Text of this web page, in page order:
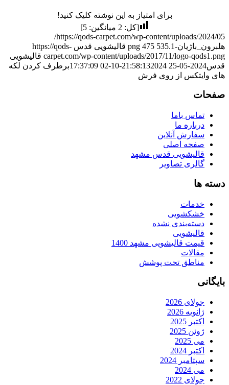
برای امتیاز به این نوشته کلیک کنید!
[کل: 2 میانگین:5
]
https://qods-carpet.com/wp-content/uploads/2024/05/
هلبرون_باژیان-1.png
475 535 قالیشویی قدس https://qods-
carpet.com/wp-content/uploads/2017/11/logo-qods1.png قالیشویی
قدس2024-05-25 21:58:13
2024-10-02 17:37:09
برطرف کردن لکه
های وایتکس از روی فرش
صفحات
تماس باما
درباره ما
سفارش آنلاین
صفحه اصلی
قالیشویی قدس مشهد
گالری تصاویر
دسته ها
خدمات
خشکشویی
دسته‌بندی نشده
قالیشویی
قیمت قالیشویی مشهد 1400
مقالات
مناطق تحت پوشش
بایگانی
جولای 2026
ژانویه 2026
اکتبر 2025
ژوئن 2025
می 2025
اکتبر 2024
سپتامبر 2024
می 2024
جولای 2022